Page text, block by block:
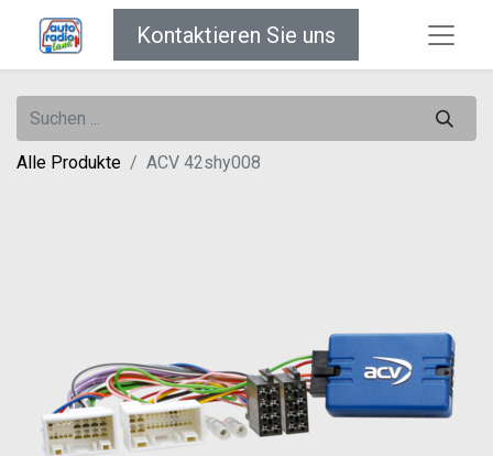
Kontaktieren Sie uns
Alle Produkte ACV 42shy008